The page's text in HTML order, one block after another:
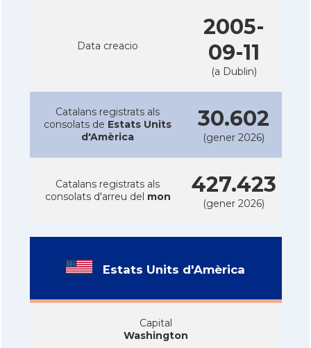
Data creacio
2005-
09-11
(a Dublin)
Catalans registrats als
consolats de Estats Units
d'Amèrica
30.602
(gener 2026)
Catalans registrats als
consolats d'arreu del mon 427.423
(gener 2026)
Estats Units d'Amèrica
Capital
Washington